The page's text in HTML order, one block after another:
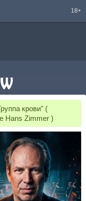
18+
крови" (
Hans Zimmer )